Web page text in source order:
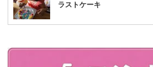
ラストケーキ